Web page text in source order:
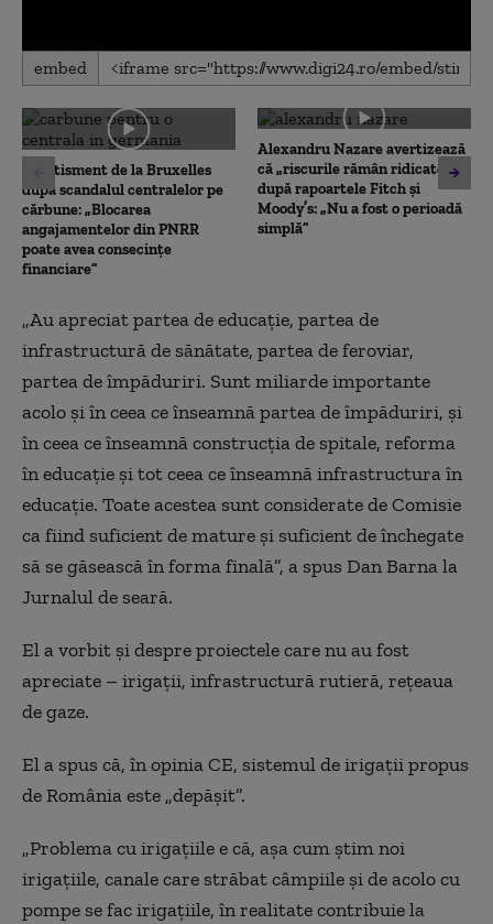
0
seconds
0
seconds
embed
Avertisment de la Bruxelles
după scandalul centralelor pe
cărbune: „Blocarea
angajamentelor din PNRR
poate avea consecințe
financiare”
Alexandru Nazare avertizează
că „riscurile rămân ridicate”
după rapoartele Fitch și
Moody’s: „Nu a fost o perioadă
simplă”
„Au apreciat partea de educație, partea de
infrastructură de sănătate, partea de feroviar,
partea de împăduriri. Sunt miliarde importante
acolo și în ceea ce înseamnă partea de împăduriri, și
în ceea ce înseamnă construcția de spitale, reforma
în educație și tot ceea ce înseamnă infrastructura în
educație. Toate acestea sunt considerate de Comisie
ca fiind suficient de mature și suficient de închegate
să se găsească în forma finală”, a spus Dan Barna la
Jurnalul de seară.
El a vorbit și despre proiectele care nu au fost
apreciate – irigații, infrastructură rutieră, rețeaua
de gaze.
El a spus că, în opinia CE, sistemul de irigații propus
de România este „depășit”.
„Problema cu irigațiile e că, așa cum știm noi
irigațiile, canale care străbat câmpiile și de acolo cu
pompe se fac irigațiile, în realitate contribuie la